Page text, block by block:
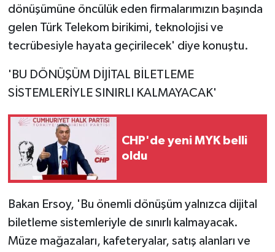
dönüşümüne öncülük eden firmalarımızın başında
gelen Türk Telekom birikimi, teknolojisi ve
tecrübesiyle hayata geçirilecek' diye konuştu.
'BU DÖNÜŞÜM DİJİTAL BİLETLEME
SİSTEMLERİYLE SINIRLI KALMAYACAK'
CHP'de yeni MYK belli
oldu
Bakan Ersoy, 'Bu önemli dönüşüm yalnızca dijital
biletleme sistemleriyle de sınırlı kalmayacak.
Müze mağazaları, kafeteryalar, satış alanları ve